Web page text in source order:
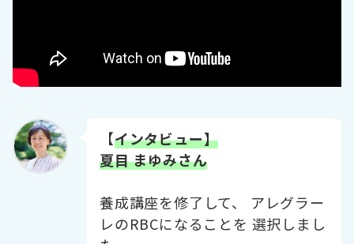
【インタビュー】
夏目 まゆみさん
養成講座を修了して、 アレグラー
レのRBCになることを 選択しまし